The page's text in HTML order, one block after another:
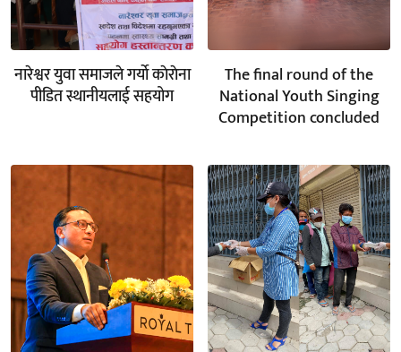
नारेश्वर युवा समाजले गर्याे काेराेना
पीडित स्थानीयलाई सहयोग
The final round of the
National Youth Singing
Competition concluded